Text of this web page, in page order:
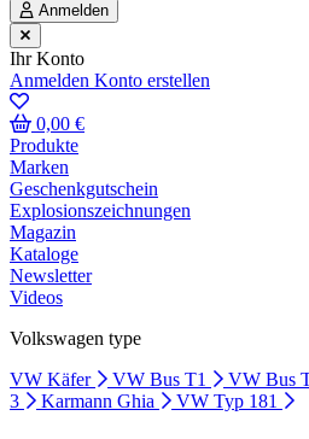
Anmelden
Ihr Konto
Anmelden Konto erstellen
0,00 €
Produkte
Marken
Geschenkgutschein
Explosionszeichnungen
Magazin
Kataloge
Newsletter
Videos
Volkswagen type
VW Käfer
VW Bus T1 VW Bus
3
Karmann Ghia VW Typ 181